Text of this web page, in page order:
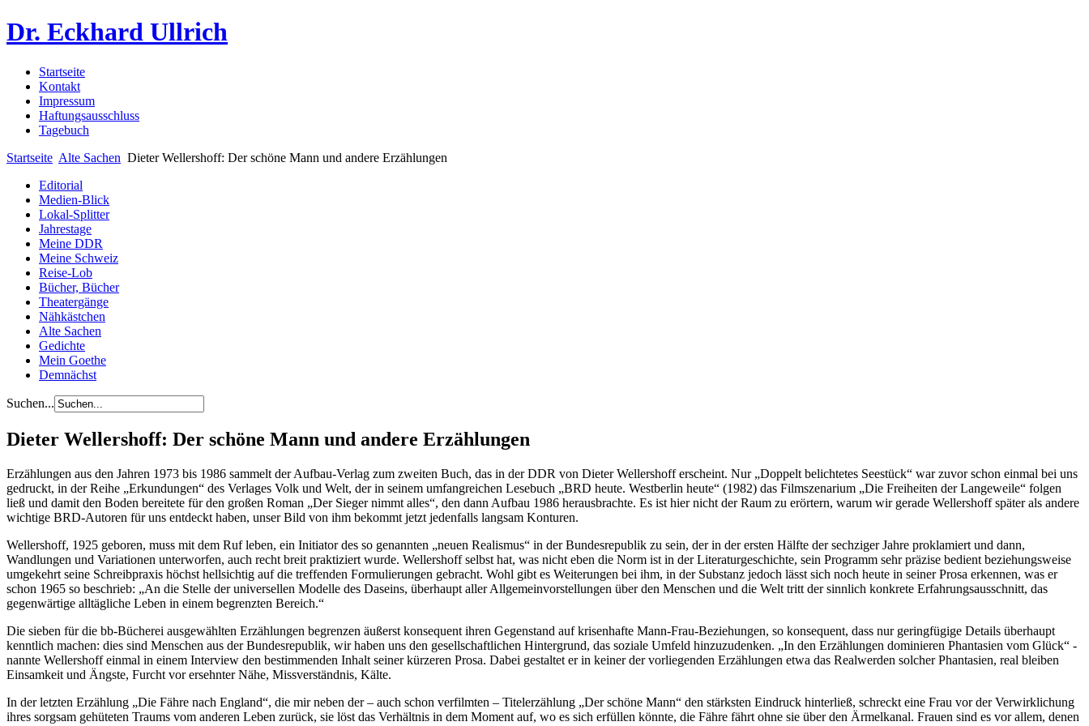
Dr. Eckhard Ullrich
Startseite
Kontakt
Impressum
Haftungsausschluss
Tagebuch
Startseite Alte Sachen Dieter Wellershoff: Der schöne Mann und andere Erzählungen
Editorial
Medien-Blick
Lokal-Splitter
Jahrestage
Meine DDR
Meine Schweiz
Reise-Lob
Bücher, Bücher
Theatergänge
Nähkästchen
Alte Sachen
Gedichte
Mein Goethe
Demnächst
Suchen...
Dieter Wellershoff: Der schöne Mann und andere Erzählungen
Erzählungen aus den Jahren 1973 bis 1986 sammelt der Aufbau-Verlag zum zweiten Buch, das in der DDR von Dieter Wellershoff erscheint. Nur „Doppelt belichtetes Seestück“ war zuvor schon einmal bei uns
gedruckt, in der Reihe „Erkundungen“ des Verlages Volk und Welt, der in seinem umfangreichen Lesebuch „BRD heute. Westberlin heute“ (1982) das Filmszenarium „Die Freiheiten der Langeweile“ folgen
ließ und damit den Boden bereitete für den großen Roman „Der Sieger nimmt alles“, den dann Aufbau 1986 herausbrachte. Es ist hier nicht der Raum zu erörtern, warum wir gerade Wellershoff später als andere
wichtige BRD-Autoren für uns entdeckt haben, unser Bild von ihm bekommt jetzt jedenfalls langsam Konturen.
Wellershoff, 1925 geboren, muss mit dem Ruf leben, ein Initiator des so genannten „neuen Realismus“ in der Bundesrepublik zu sein, der in der ersten Hälfte der sechziger Jahre proklamiert und dann,
Wandlungen und Variationen unterworfen, auch recht breit praktiziert wurde. Wellershoff selbst hat, was nicht eben die Norm ist in der Literaturgeschichte, sein Programm sehr präzise bedient beziehungsweise
umgekehrt seine Schreibpraxis höchst hellsichtig auf die treffenden Formulierungen gebracht. Wohl gibt es Weiterungen bei ihm, in der Substanz jedoch lässt sich noch heute in seiner Prosa erkennen, was er
schon 1965 so beschrieb: „An die Stelle der universellen Modelle des Daseins, überhaupt aller Allgemeinvorstellungen über den Menschen und die Welt tritt der sinnlich konkrete Erfahrungsausschnitt, das
gegenwärtige alltägliche Leben in einem begrenzten Bereich.“
Die sieben für die bb-Bücherei ausgewählten Erzählungen begrenzen äußerst konsequent ihren Gegenstand auf krisenhafte Mann-Frau-Beziehungen, so konsequent, dass nur geringfügige Details überhaupt
kenntlich machen: dies sind Menschen aus der Bundesrepublik, wir haben uns den gesellschaftlichen Hintergrund, das soziale Umfeld hinzuzudenken. „In den Erzählungen dominieren Phantasien vom Glück“ -
nannte Wellershoff einmal in einem Interview den bestimmenden Inhalt seiner kürzeren Prosa. Dabei gestaltet er in keiner der vorliegenden Erzählungen etwa das Realwerden solcher Phantasien, real bleiben
Einsamkeit und Ängste, Furcht vor ersehnter Nähe, Missverständnis, Kälte.
In der letzten Erzählung „Die Fähre nach England“, die mir neben der – auch schon verfilmten – Titelerzählung „Der schöne Mann“ den stärksten Eindruck hinterließ, schreckt eine Frau vor der Verwirklichung
ihres sorgsam gehüteten Traums vom anderen Leben zurück, sie löst das Verhältnis in dem Moment auf, wo es sich erfüllen könnte, die Fähre fährt ohne sie über den Ärmelkanal. Frauen sind es vor allem, denen